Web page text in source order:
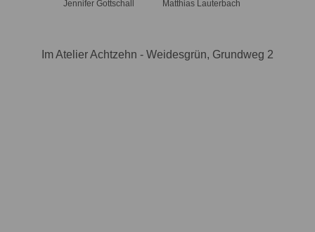
Jennifer Gottschall Matthias Lauterbach
Im Atelier Achtzehn - Weidesgrün, Grundweg 2